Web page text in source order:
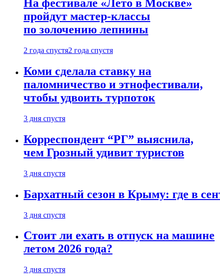
На фестивале «Лето в Москве»
пройдут мастер-классы
по золочению лепнины
2 года спустя2 года спустя
Коми сделала ставку на
паломничество и этнофестивали,
чтобы удвоить турпоток
3 дня спустя
Корреспондент “РГ” выяснила,
чем Грозный удивит туристов
3 дня спустя
Бархатный сезон в Крыму: где в
3 дня спустя
Стоит ли ехать в отпуск на машине
летом 2026 года?
3 дня спустя